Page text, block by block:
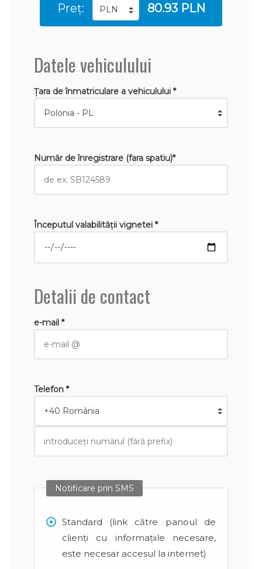
Preț: 80.93 PLN
Datele vehiculului
Țara de înmatriculare a vehiculului *
Număr de înregistrare (fara spatiu)*
Începutul valabilităţii vignetei *
Detalii de contact
e-mail *
Telefon *
Notificare prin SMS
Standard (link către panoul de
clienți cu informațiile necesare,
este necesar accesul la internet)